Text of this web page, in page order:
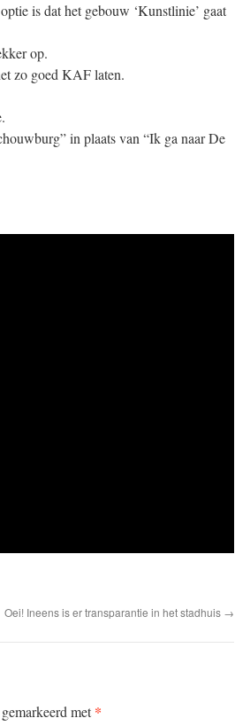
is dat het gebouw ‘Kunstlinie’ gaat
op.
zo goed KAF laten.
in plaats van “Ik ga naar De
Oei! Ineens is er transparantie in het stadhuis →
met*